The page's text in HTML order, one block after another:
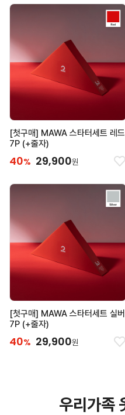
[첫구매] MAWA 스타터세트 레드
7P (+줄자)
40% 29,900원
[첫구매] MAWA 스타터세트 실버
7P (+줄자)
40% 29,900원
우리가족